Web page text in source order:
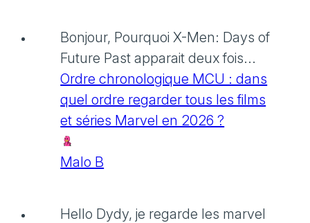
Bonjour, Pourquoi X-Men: Days of
Future Past apparait deux fois...
Ordre chronologique MCU : dans
quel ordre regarder tous les films
et séries Marvel en 2026 ?
Malo B
Hello Dydy, je regarde les marvel